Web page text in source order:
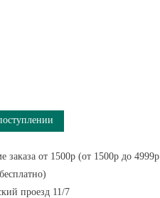
от 1500р (от 1500р до 4999р
проезд 11/7